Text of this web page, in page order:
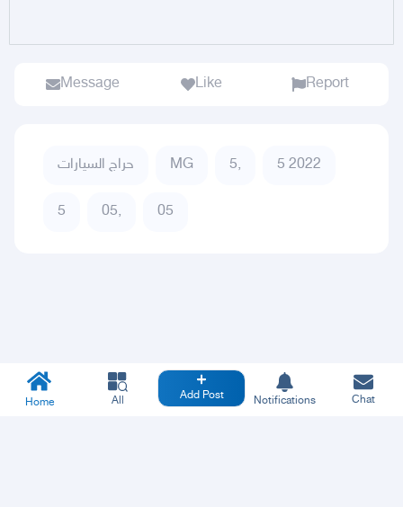
Message Like Report
حراج السيارات MG 5, 5 2022
5 05, 05
Home All Add Post Notifications Chat